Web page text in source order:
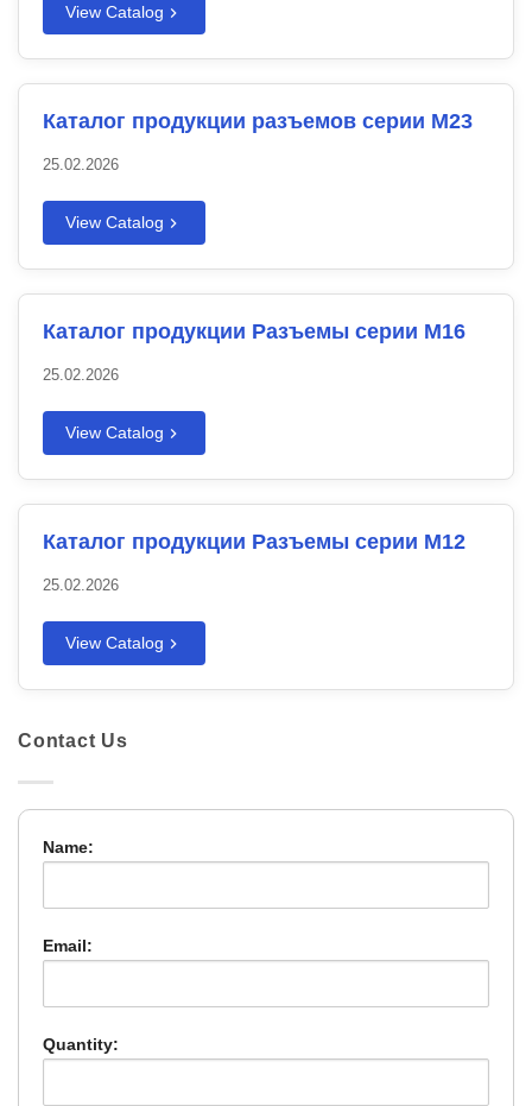
View Catalog
Каталог продукции разъемов серии M23
25.02.2026
View Catalog
Каталог продукции Разъемы серии M16
25.02.2026
View Catalog
Каталог продукции Разъемы серии M12
25.02.2026
View Catalog
Contact Us
Name:
Email:
Quantity: